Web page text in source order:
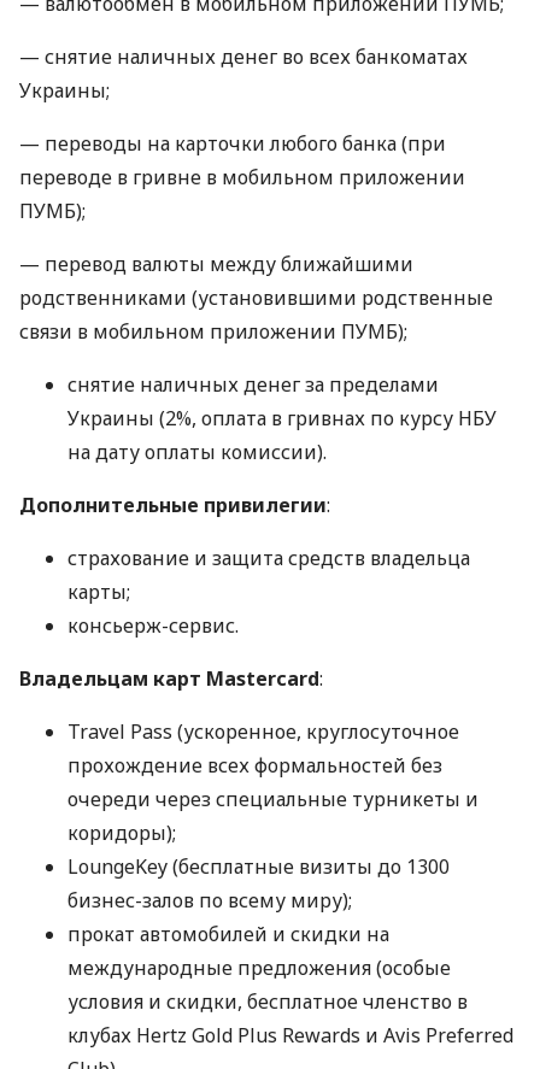
— снятие наличных денег во всех банкоматах
Украины;
— переводы на карточки любого банка (при
переводе в гривне в мобильном приложении
ПУМБ);
— перевод валюты между ближайшими
родственниками (установившими родственные
связи в мобильном приложении ПУМБ);
снятие наличных денег за пределами
Украины (2%, оплата в гривнах по курсу НБУ
на дату оплаты комиссии).
Дополнительные привилегии:
страхование и защита средств владельца
карты;
консьерж-сервис.
Владельцам карт Mastercard:
Travel Pass (ускоренное, круглосуточное
прохождение всех формальностей без
очереди через специальные турникеты и
коридоры);
LoungeKey (бесплатные визиты до 1300
бизнес-залов по всему миру);
прокат автомобилей и скидки на
международные предложения (особые
условия и скидки, бесплатное членство в
клубах Hertz Gold Plus Rewards и Avis Preferred